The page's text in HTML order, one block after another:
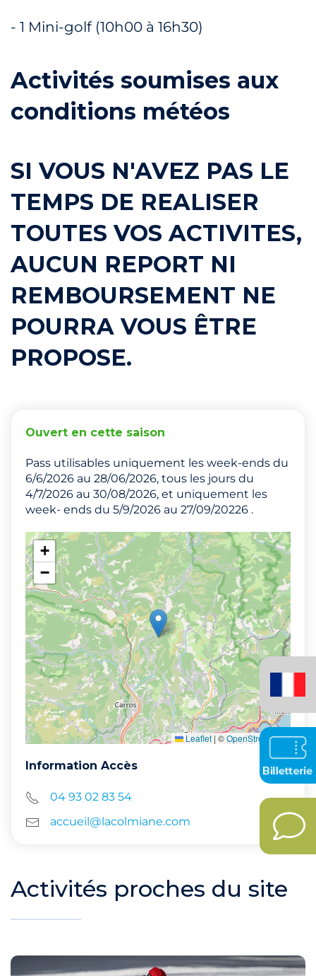
- 1 Mini-golf (10h00 à 16h30)
Activités soumises aux
conditions météos
SI VOUS N'AVEZ PAS LE
TEMPS DE REALISER
TOUTES VOS ACTIVITES,
AUCUN REPORT NI
REMBOURSEMENT NE
POURRA VOUS ÊTRE
PROPOSE.
Ouvert en cette saison
Pass utilisables uniquement les week-ends du
6/6/2026 au 28/06/2026, tous les jours du
4/7/2026 au 30/08/2026, et uniquement les
week- ends du 5/9/2026 au 27/09/20226 .
+
−
Leaflet | ©OpenStreetMap
Information Accès
04 93 02 83 54
accueil@lacolmiane.com
Activités proches du site